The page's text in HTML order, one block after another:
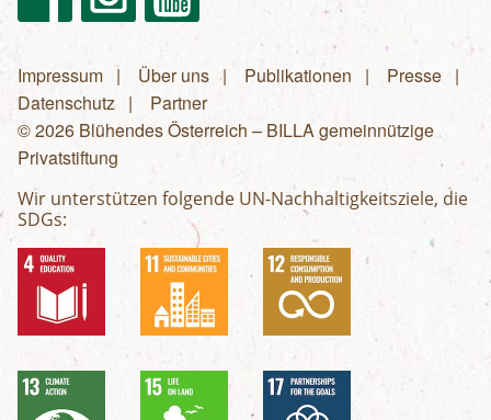
Fußzeilenmenü
Impressum Über uns Publikationen
Presse
Datenschutz
Partner
© 2026 Blühendes Österreich – BILLA gemeinnützige
Privatstiftung
Wir unterstützen folgende UN-Nachhaltigkeitsziele, die
SDGs: